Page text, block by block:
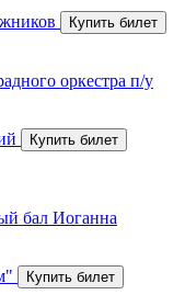
оркестра п/у
бал Иоганна